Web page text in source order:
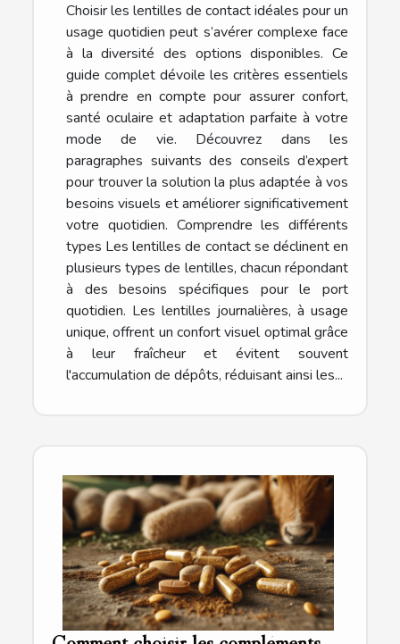
Choisir les lentilles de contact idéales pour un
usage quotidien peut s’avérer complexe face
à la diversité des options disponibles. Ce
guide complet dévoile les critères essentiels
à prendre en compte pour assurer confort,
santé oculaire et adaptation parfaite à votre
mode de vie. Découvrez dans les
paragraphes suivants des conseils d’expert
pour trouver la solution la plus adaptée à vos
besoins visuels et améliorer significativement
votre quotidien. Comprendre les différents
types Les lentilles de contact se déclinent en
plusieurs types de lentilles, chacun répondant
à des besoins spécifiques pour le port
quotidien. Les lentilles journalières, à usage
unique, offrent un confort visuel optimal grâce
à leur fraîcheur et évitent souvent
l'accumulation de dépôts, réduisant ainsi les...